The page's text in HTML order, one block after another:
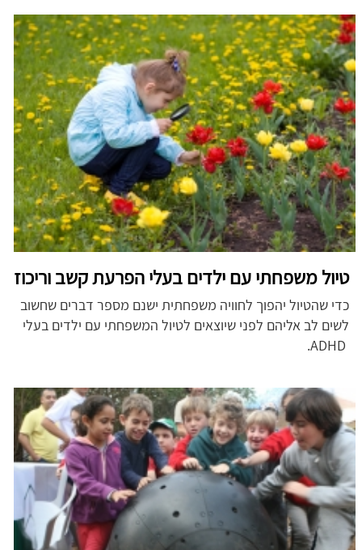
טיול משפחתי עם ילדים בעלי הפרעת קשב וריכוז
כדי שהטיול יהפוך לחוויה משפחתית ישנם מספר דברים שחשוב
לשים לב אליהם לפני שיוצאים לטיול המשפחתי עם ילדים בעלי